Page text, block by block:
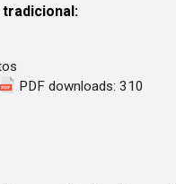
PDF downloads: 310